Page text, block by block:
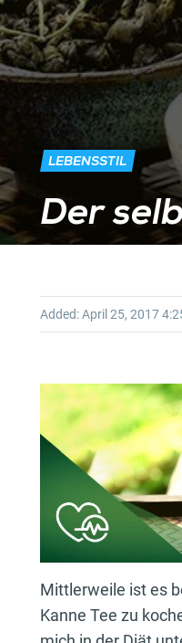
LEBENSSTIL
Der
Added:April 25, 2017
Mittlerweile ist es
Kanne Tee zu